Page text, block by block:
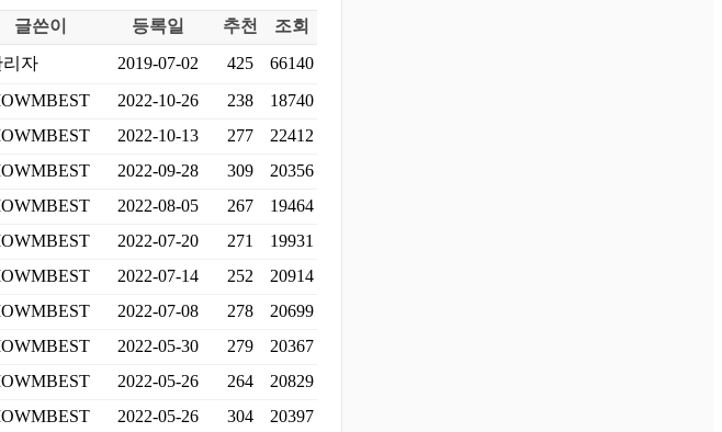
글쓴이 등록일 추천
조회
리자 2019-07-02 425
66140
2022-10-26 238
18740
2022-10-13 277
22412
2022-09-28 309
20356
2022-08-05 267
19464
2022-07-20 271
19931
2022-07-14 252
20914
2022-07-08 278
20699
2022-05-30 279
20367
2022-05-26 264
20829
2022-05-26 304
20397